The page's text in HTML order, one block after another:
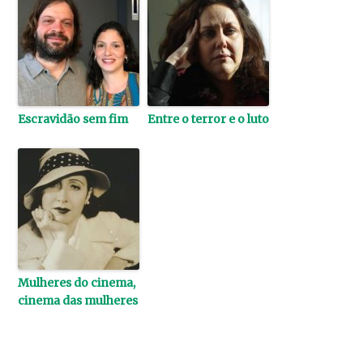
Escravidão sem fim Entre o terror e o luto
Mulheres do cinema,
cinema das mulheres